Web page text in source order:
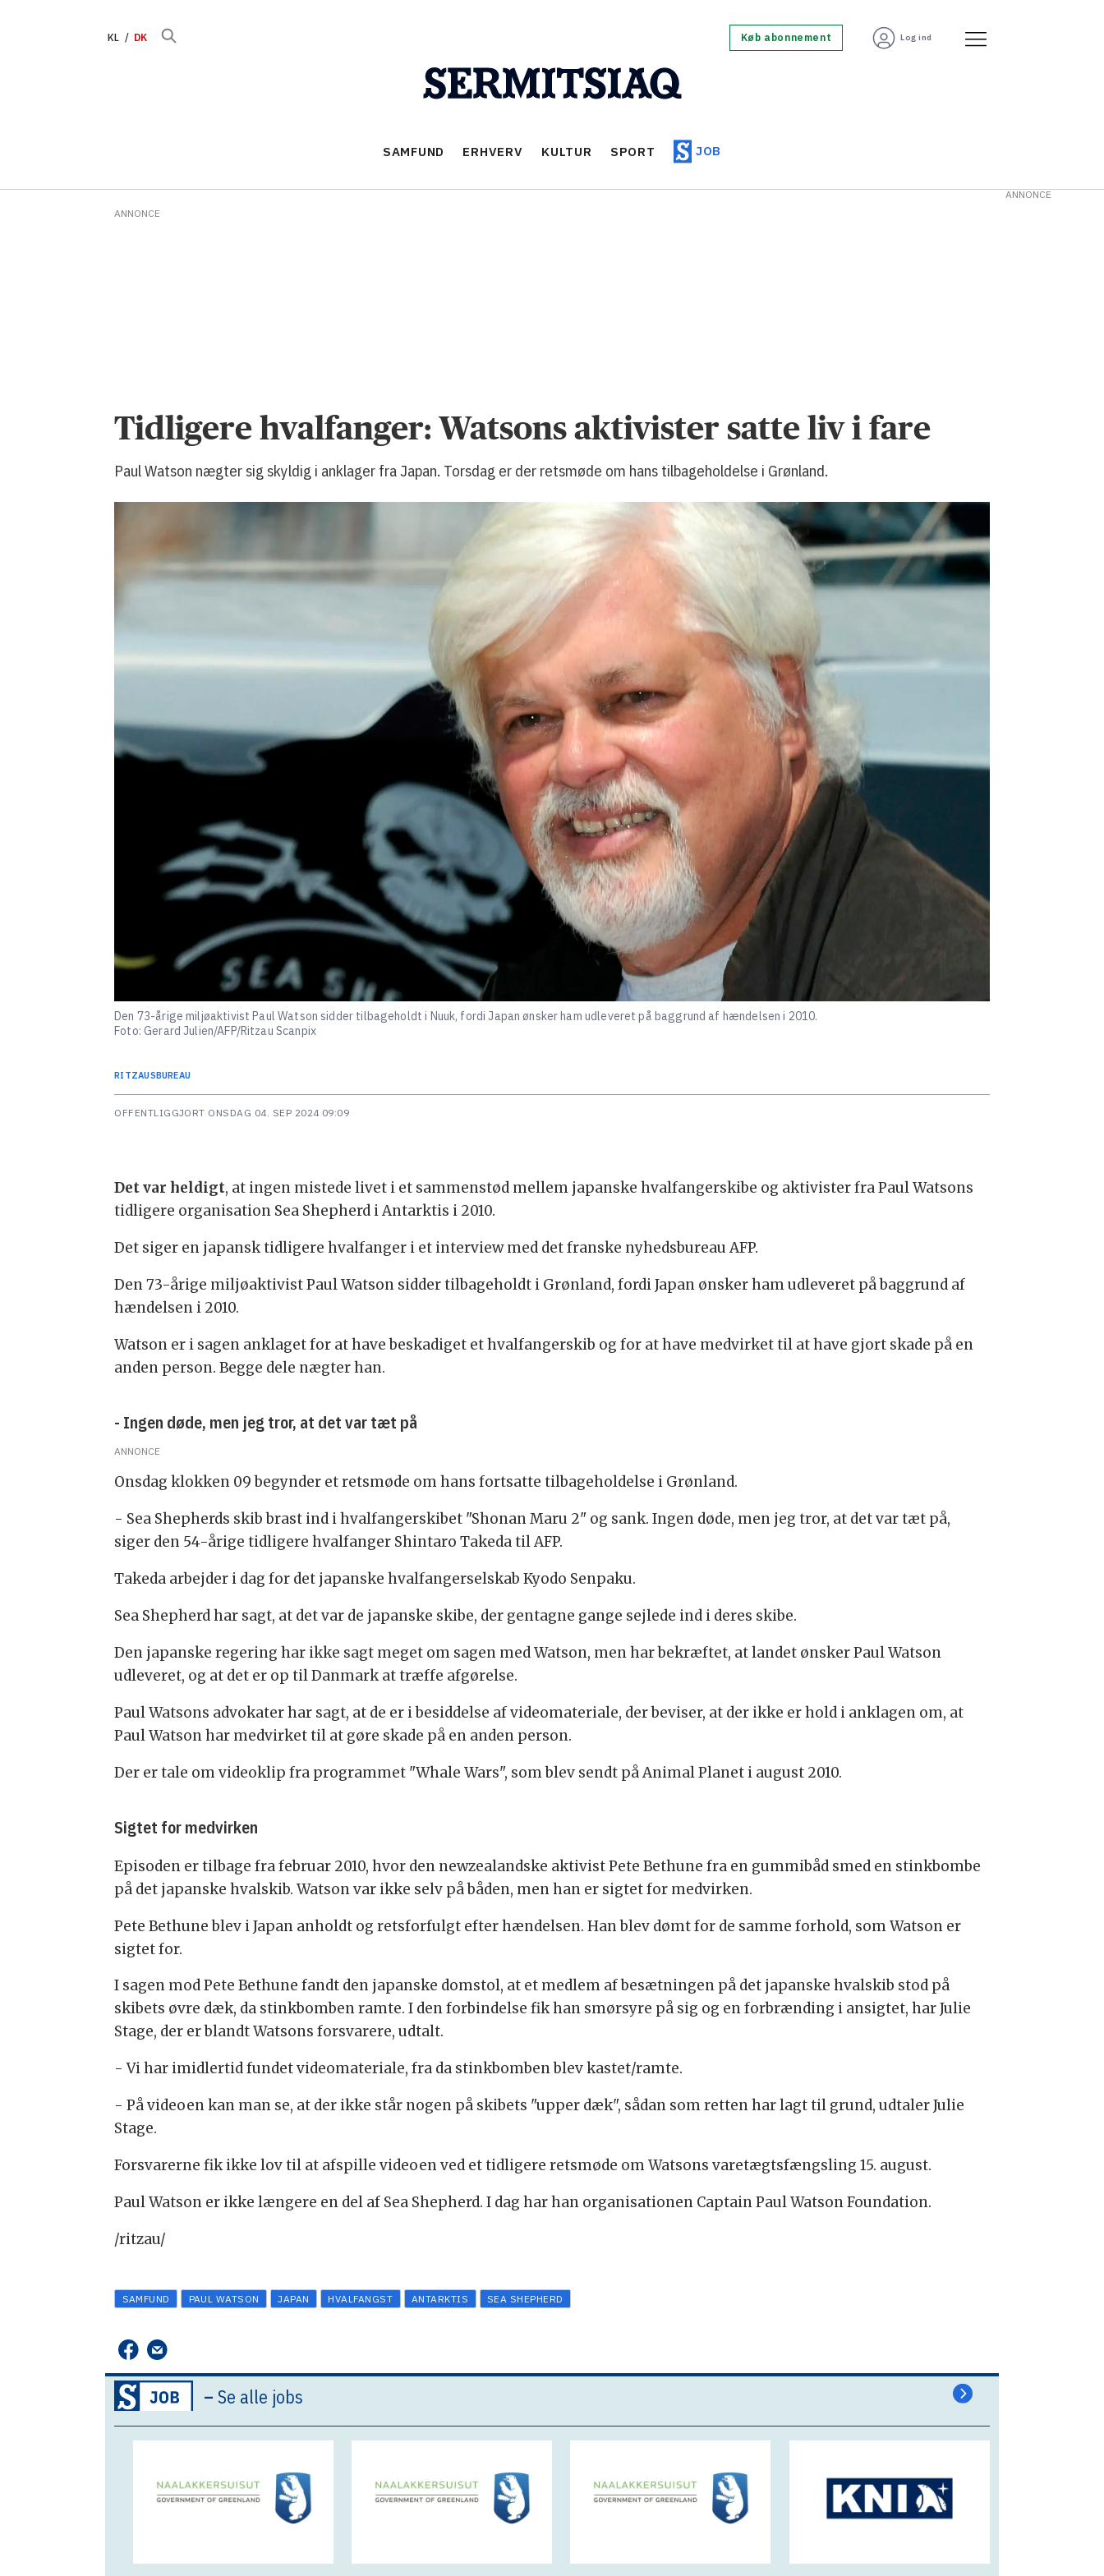
KL DK Køb abonnement Log ind
SAMFUND ERHVERV KULTUR SPORT JOB
ANNONCE
Tidligere hvalfanger: Watsons aktivister satte liv i fare
Paul Watson nægter sig skyldig i anklager fra Japan. Torsdag er der retsmøde om hans tilbageholdelse i Grønland.
Den 73-årige miljøaktivist Paul Watson sidder tilbageholdt i Nuuk, fordi Japan ønsker ham udleveret på baggrund af hændelsen i 2010.
Foto: Gerard Julien/AFP/Ritzau Scanpix
RITZAUSBUREAU
OFFENTLIGGJORT ONSDAG 04. SEP 2024 09:09
Det var heldigt, at ingen mistede livet i et sammenstød mellem japanske hvalfangerskibe og aktivister fra Paul Watsons
tidligere organisation Sea Shepherd i Antarktis i 2010.
Det siger en japansk tidligere hvalfanger i et interview med det franske nyhedsbureau AFP.
Den 73-årige miljøaktivist Paul Watson sidder tilbageholdt i Grønland, fordi Japan ønsker ham udleveret på baggrund af
hændelsen i 2010.
Watson er i sagen anklaget for at have beskadiget et hvalfangerskib og for at have medvirket til at have gjort skade på en
anden person. Begge dele nægter han.
- Ingen døde, men jeg tror, at det var tæt på
ANNONCE
Onsdag klokken 09 begynder et retsmøde om hans fortsatte tilbageholdelse i Grønland.
- Sea Shepherds skib brast ind i hvalfangerskibet "Shonan Maru 2" og sank. Ingen døde, men jeg tror, at det var tæt på,
siger den 54-årige tidligere hvalfanger Shintaro Takeda til AFP.
Takeda arbejder i dag for det japanske hvalfangerselskab Kyodo Senpaku.
Sea Shepherd har sagt, at det var de japanske skibe, der gentagne gange sejlede ind i deres skibe.
Den japanske regering har ikke sagt meget om sagen med Watson, men har bekræftet, at landet ønsker Paul Watson
udleveret, og at det er op til Danmark at træffe afgørelse.
Paul Watsons advokater har sagt, at de er i besiddelse af videomateriale, der beviser, at der ikke er hold i anklagen om, at
Paul Watson har medvirket til at gøre skade på en anden person.
Der er tale om videoklip fra programmet "Whale Wars", som blev sendt på Animal Planet i august 2010.
Sigtet for medvirken
Episoden er tilbage fra februar 2010, hvor den newzealandske aktivist Pete Bethune fra en gummibåd smed en stinkbombe
på det japanske hvalskib. Watson var ikke selv på båden, men han er sigtet for medvirken.
Pete Bethune blev i Japan anholdt og retsforfulgt efter hændelsen. Han blev dømt for de samme forhold, som Watson er
sigtet for.
I sagen mod Pete Bethune fandt den japanske domstol, at et medlem af besætningen på det japanske hvalskib stod på
skibets øvre dæk, da stinkbomben ramte. I den forbindelse fik han smørsyre på sig og en forbrænding i ansigtet, har Julie
Stage, der er blandt Watsons forsvarere, udtalt.
- Vi har imidlertid fundet videomateriale, fra da stinkbomben blev kastet/ramte.
- På videoen kan man se, at der ikke står nogen på skibets "upper dæk", sådan som retten har lagt til grund, udtaler Julie
Stage.
Forsvarerne fik ikke lov til at afspille videoen ved et tidligere retsmøde om Watsons varetægtsfængsling 15. august.
Paul Watson er ikke længere en del af Sea Shepherd. I dag har han organisationen Captain Paul Watson Foundation.
/ritzau/
SAMFUND PAUL WATSON JAPAN HVALFANGST ANTARKTIS SEA SHEPHERD
– Se alle jobs
ANNONCE